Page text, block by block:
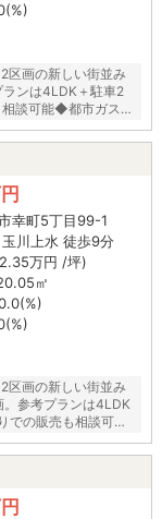
区画の新しい街並み
ンは4LDK＋駐車2
談可能◆都市ガス
幸町5丁目99-1
川上水 徒歩9分
万円 /坪)
㎡
区画の新しい街並み
参考プランは4LDK
の販売も相談可能